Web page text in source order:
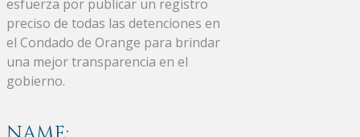
esfuerza por publicar un registro
preciso de todas las detenciones en
el Condado de Orange para brindar
una mejor transparencia en el
gobierno.